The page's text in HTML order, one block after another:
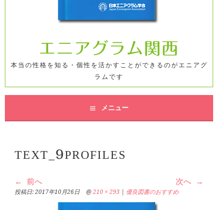
エニアグラム関西
本当の性格を知る・個性を活かすことができるのがエニアグ
ラムです
メニュー
TEXT_9PROFILES
前へ 次へ
投稿日:2017年10月26日 @210 × 293 優良図書のおすすめ